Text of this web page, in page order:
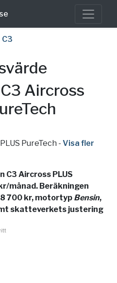
C3
Aircross
PureTech - Visa fler
C3 Aircross PLUS
månad. Beräkningen
700 kr, motortyp Bensin,
skatteverkets justering